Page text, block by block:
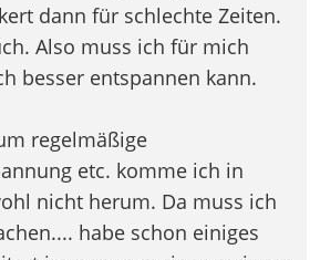
dann für schlechte Zeiten.
Also muss ich für mich
besser entspannen kann.
regelmäßige
etc. komme ich in
nicht herum. Da muss ich
habe schon einiges